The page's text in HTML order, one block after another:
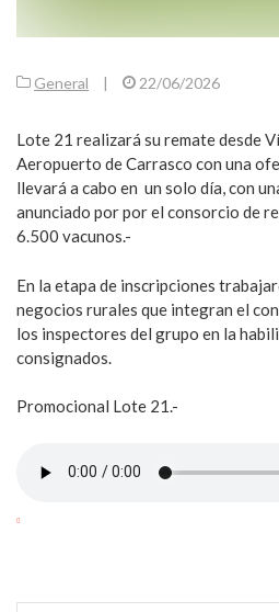
General | 22/06/2026
Lote 21 realizará su remate desde
Aeropuerto de Carrasco con una
llevará a cabo en un solo día, con
anunciado por por el consorcio de
6.500 vacunos.-
En la etapa de inscripciones
negocios rurales que integran el
los inspectores del grupo en la
consignados.
Promocional Lote 21.-